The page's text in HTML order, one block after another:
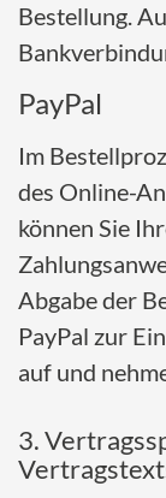
Bestellung.
PayPal
Im
des Online-
können Sie
Abgabe der
PayPal zur
auf und
3.